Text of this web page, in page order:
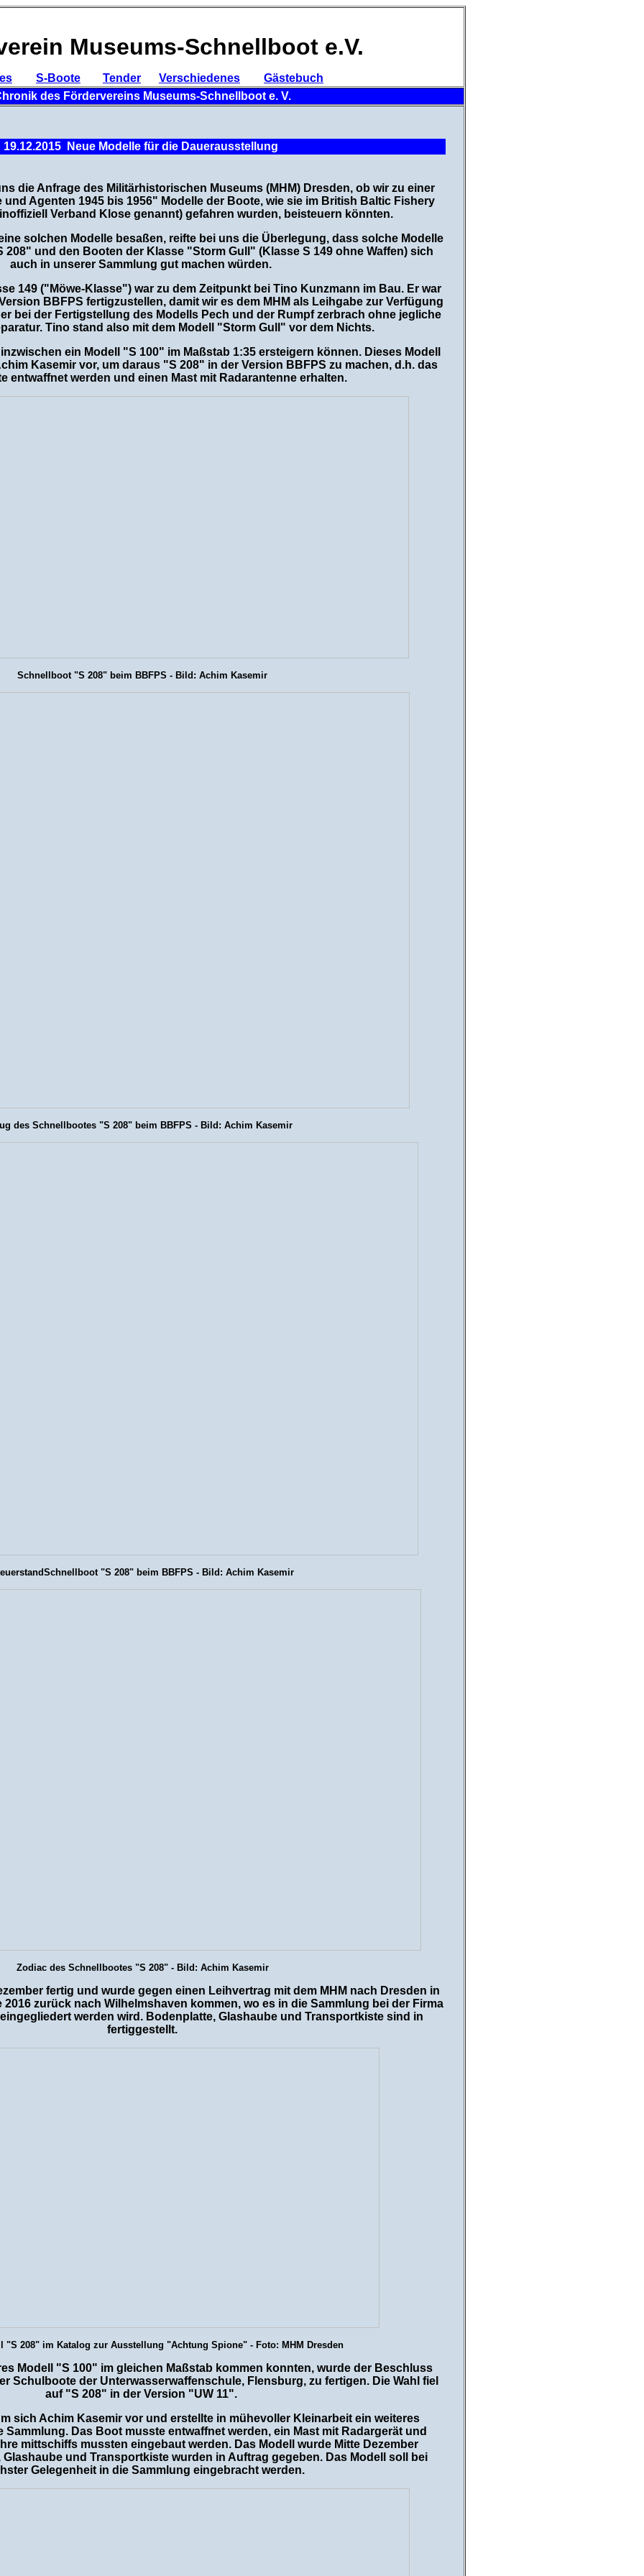
Museums-Schnellboot e.V.
S-Boote Tender Verschiedenes
Gästebuch
des Fördervereins Museums-Schnellboot e. V.
19.12.2015 Neue Modelle für die Dauerausstellung
die Anfrage des Militärhistorischen Museums (MHM) Dresden, ob wir zu einer
Agenten 1945 bis 1956" Modelle der Boote, wie sie im British Baltic Fishery
Verband Klose genannt) gefahren wurden, beisteuern könnten.
solchen Modelle besaßen, reifte bei uns die Überlegung, dass solche Modelle
und den Booten der Klasse "Storm Gull" (Klasse S 149 ohne Waffen) sich
auch in unserer Sammlung gut machen würden.
149 ("Möwe-Klasse") war zu dem Zeitpunkt bei Tino Kunzmann im Bau. Er war
BBFPS fertigzustellen, damit wir es dem MHM als Leihgabe zur Verfügung
bei der Fertigstellung des Modells Pech und der Rumpf zerbrach ohne jegliche
Tino stand also mit dem Modell "Storm Gull" vor dem Nichts.
ein Modell "S 100" im Maßstab 1:35 ersteigern können. Dieses Modell
Kasemir vor, um daraus "S 208" in der Version BBFPS zu machen, d.h. das
entwaffnet werden und einen Mast mit Radarantenne erhalten.
Schnellboot "S 208" beim BBFPS - Bild: Achim Kasemir
des Schnellbootes "S 208" beim BBFPS - Bild: Achim Kasemir
"S 208" beim BBFPS - Bild: Achim Kasemir
Zodiac des Schnellbootes "S 208" - Bild: Achim Kasemir
fertig und wurde gegen einen Leihvertrag mit dem MHM nach Dresden in
zurück nach Wilhelmshaven kommen, wo es in die Sammlung bei der Firma
werden wird. Bodenplatte, Glashaube und Transportkiste sind in
fertiggestellt.
"S 208" im Katalog zur Ausstellung "Achtung Spione" - Foto: MHM Dresden
Modell "S 100" im gleichen Maßstab kommen konnten, wurde der Beschluss
Schulboote der Unterwasserwaffenschule, Flensburg, zu fertigen. Die Wahl fiel
auf "S 208" in der Version "UW 11".
sich Achim Kasemir vor und erstellte in mühevoller Kleinarbeit ein weiteres
Das Boot musste entwaffnet werden, ein Mast mit Radargerät und
mittschiffs mussten eingebaut werden. Das Modell wurde Mitte Dezember
und Transportkiste wurden in Auftrag gegeben. Das Modell soll bei
Gelegenheit in die Sammlung eingebracht werden.